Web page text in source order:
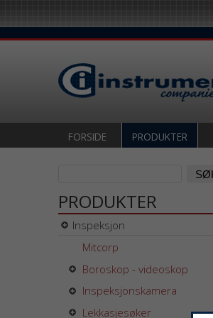
FORSIDE PRODUKTER
PRODUKTER
Inspeksjon
Mitcorp
Boroskop - videoskop
Inspeksjonskamera
Lekkasjesøker